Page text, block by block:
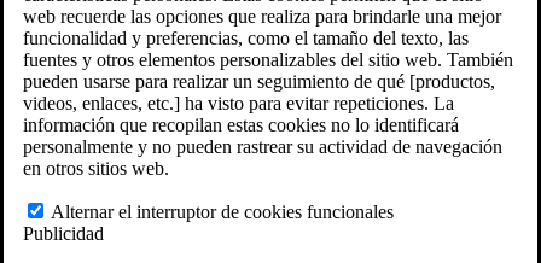
web recuerde las opciones que realiza para brindarle una mejor
funcionalidad y preferencias, como el tamaño del texto, las
fuentes y otros elementos personalizables del sitio web. También
pueden usarse para realizar un seguimiento de qué [productos,
videos, enlaces, etc.] ha visto para evitar repeticiones. La
información que recopilan estas cookies no lo identificará
personalmente y no pueden rastrear su actividad de navegación
en otros sitios web.
Alternar el interruptor de cookies funcionales
Publicidad
California
Rhode Island
Ver todas las sedes de VA Law
Ubicaciones de los abogados ERISA
Massachusetts
Rhode Island
Connecticut
New York
En 50 estados de todo el país